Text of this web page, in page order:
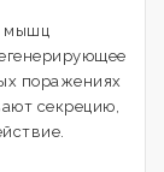
мышц
поражениях
секрецию,